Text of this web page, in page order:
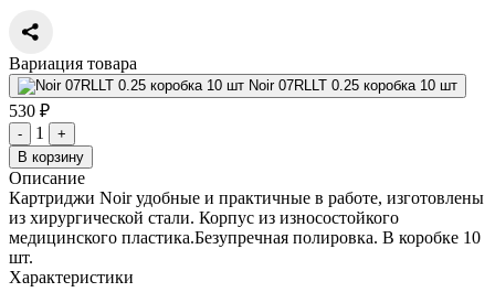
Вариация товара
Noir 07RLLT 0.25 коробка 10 шт
530 ₽
- 1
+
В корзину
Описание
Картриджи Noir удобные и практичные в работе, изготовлены
из хирургической стали. Корпус из износостойкого
медицинского пластика.Безупречная полировка. В коробке 10
шт.
Характеристики